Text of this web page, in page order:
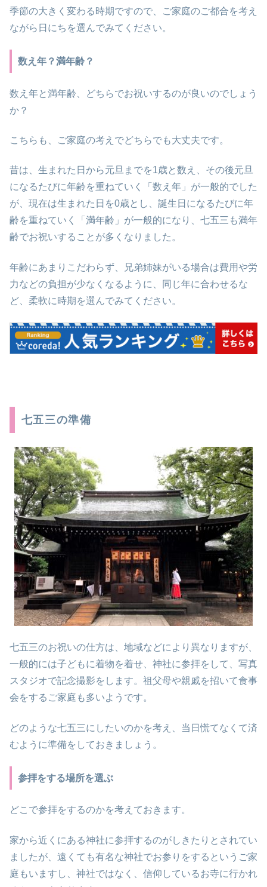
季節の大きく変わる時期ですので、ご家庭のご都合を考え
ながら日にちを選んでみてください。
数え年？満年齢？
数え年と満年齢、どちらでお祝いするのが良いのでしょう
か？
こちらも、ご家庭の考えでどちらでも大丈夫です。
昔は、生まれた日から元旦までを1歳と数え、その後元旦
になるたびに年齢を重ねていく「数え年」が一般的でした
が、現在は生まれた日を0歳とし、誕生日になるたびに年
齢を重ねていく「満年齢」が一般的になり、七五三も満年
齢でお祝いすることが多くなりました。
年齢にあまりこだわらず、兄弟姉妹がいる場合は費用や労
力などの負担が少なくなるように、同じ年に合わせるな
ど、柔軟に時期を選んでみてください。
七五三の準備
七五三のお祝いの仕方は、地域などにより異なりますが、
一般的には子どもに着物を着せ、神社に参拝をして、写真
スタジオで記念撮影をします。祖父母や親戚を招いて食事
会をするご家庭も多いようです。
どのような七五三にしたいのかを考え、当日慌てなくて済
むように準備をしておきましょう。
参拝をする場所を選ぶ
どこで参拝をするのかを考えておきます。
家から近くにある神社に参拝するのがしきたりとされてい
ましたが、遠くても有名な神社でお参りをするというご家
庭もいますし、神社ではなく、信仰しているお寺に行かれ